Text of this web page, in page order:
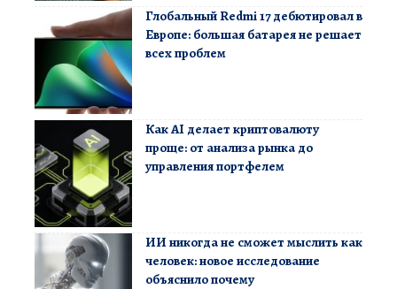
Глобальный Redmi 17 дебютировал в
Европе: большая батарея не решает
всех проблем
Как AI делает криптовалюту
проще: от анализа рынка до
управления портфелем
ИИ никогда не сможет мыслить как
человек: новое исследование
объяснило почему